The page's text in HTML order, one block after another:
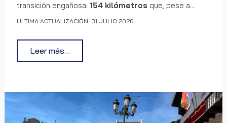
transición engañosa: 154 kilómetros que, pese a
desarrollarse en terreno predominantemente llano,
y los cambios de ritmo. El recorrido enlaza quince
poblaciones y atraviesa una zona donde las largas
rectas y los repechos suaves pueden romper la
para que los equipos con ambición controlen cada
movimiento antes de afrontar la aproximación final
hacia Agramón, donde la velocidad será determinante.
ÚLTIMA ACTUALIZACIÓN: 31 JULIO 2026
Leer más…